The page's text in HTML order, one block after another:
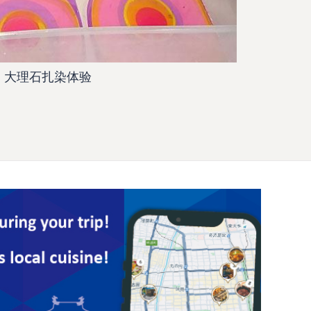
大理石扎染体验